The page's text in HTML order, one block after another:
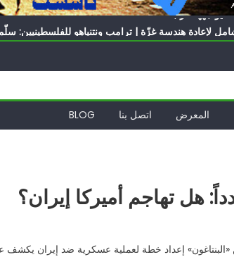
يواجهها حزب الله؟
شامل لإعادة هندسة غزّة | ترامب ونتنياهو للفلسطينيين:
اتفاقاً وُلد ميتاً | إيران تحت العقوبات: جاهزون
يواجهها حزب الله؟
BLOG اتصل بنا المعرض
هل تهاجم أميركا إيران؟
إعداد خطة لعملية عسكرية ضد إيران يكشف عن